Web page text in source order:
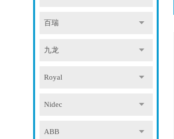
百瑞
九龙
Royal
Nidec
ABB